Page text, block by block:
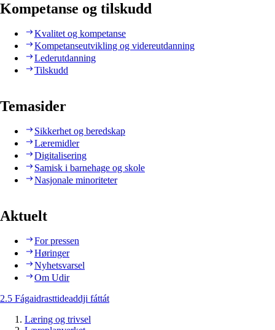
Kompetanse og tilskudd
Kvalitet og kompetanse
Kompetanseutvikling og videreutdanning
Lederutdanning
Tilskudd
Temasider
Sikkerhet og beredskap
Læremidler
Digitalisering
Samisk i barnehage og skole
Nasjonale minoriteter
Aktuelt
For pressen
Høringer
Nyhetsvarsel
Om Udir
2.5 Fágaidrasttideaddji fáttát
Læring og trivsel